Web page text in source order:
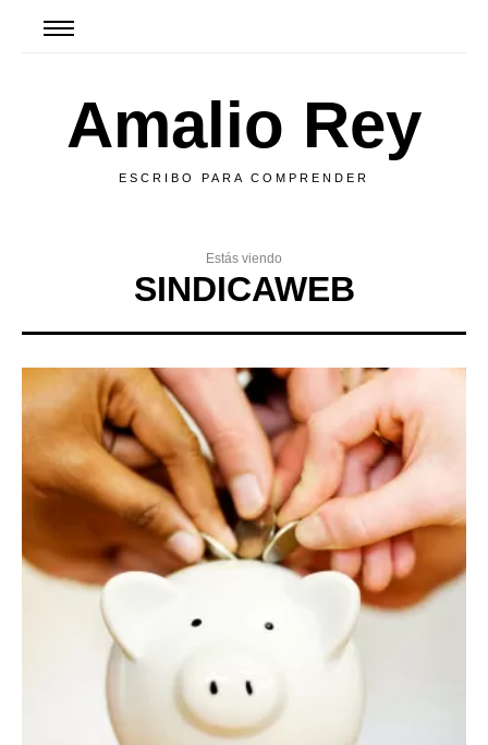
Amalio Rey
ESCRIBO PARA COMPRENDER
Estás viendo
SINDICAWEB